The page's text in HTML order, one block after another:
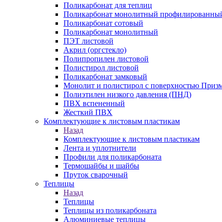
Поликарбонат для теплиц
Поликарбонат монолитный
Поликарбонат сотовый
Поликарбонат монолитный
ПЭТ листовой
Акрил (оргстекло)
Полипропилен листовой
Полистирол листовой
Поликарбонат замковый
Монолит и полистирол с поверхностью
Полиэтилен низкого давления (ПНД)
ПВХ вспененный
Жесткий ПВХ
Комплектующие к листовым пластикам
Назад
Комплектующие к листовым пластикам
Лента и уплотнители
Профили для поликарбоната
Термошайбы и шайбы
Пруток сварочный
Теплицы
Назад
Теплицы
Теплицы из поликарбоната
Алюминиевые теплицы